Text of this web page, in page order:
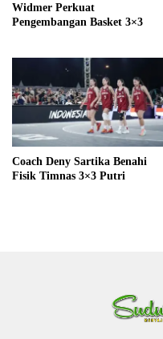
Widmer Perkuat
Pengembangan Basket 3×3
Coach Deny Sartika Benahi
Fisik Timnas 3×3 Putri